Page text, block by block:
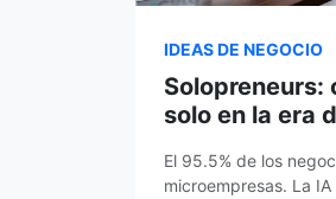
IDEAS DE NEGOCIO
Solopreneurs:
solo en la era
El 95.5% de los
microempresas. La